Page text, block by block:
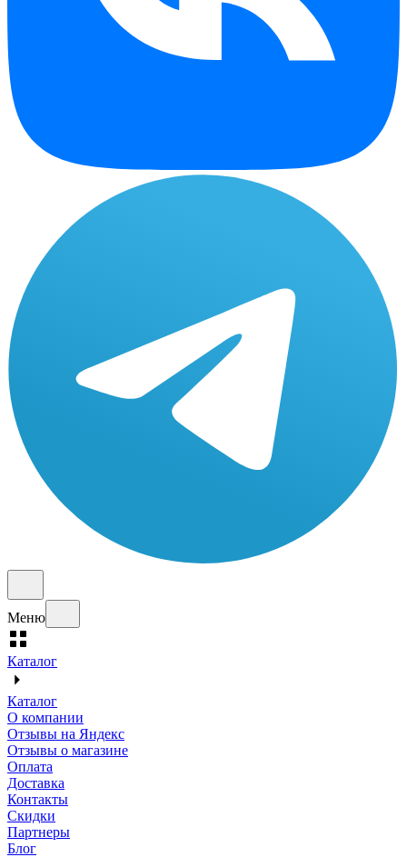
Меню
Каталог
Каталог
О компании
Отзывы на Яндекс
Отзывы о магазине
Оплата
Доставка
Контакты
Скидки
Партнеры
Блог